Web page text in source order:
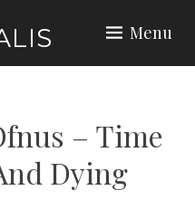
Menu
– Time
Dying